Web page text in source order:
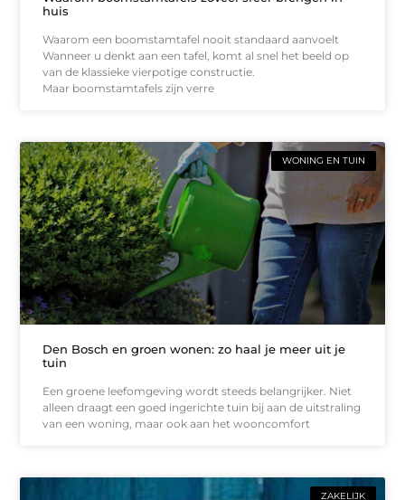
huis
Waarom een boomstamtafel nooit standaard aanvoelt
Wanneer u denkt aan een tafel, komt al snel het beeld op
van de klassieke vierpotige constructie.
Maar boomstamtafels zijn verre
WONING EN TUIN
Den Bosch en groen wonen: zo haal je meer uit je
tuin
Een groene leefomgeving wordt steeds belangrijker. Niet
alleen draagt een goed ingerichte tuin bij aan de uitstraling
van een woning, maar ook aan het wooncomfort
ZAKELIJK